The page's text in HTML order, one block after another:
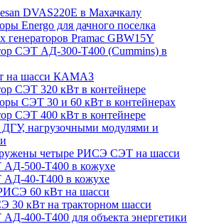
DVAS220E в Махачкалу
Energo для дачного поселка
генераторов Pramac GВW15Y
СЭТ АД-300-Т400 (Cummins) в
на шасси КАМАЗ
СЭТ 320 кВт в контейнере
СЭТ 30 и 60 кВт в контейнерах
СЭТ 400 кВт в контейнере
ДГУ, нагрузочными модулями и
четыре РИСЭ СЭТ на шасси
500-Т400 в кожухе
40-Т400 в кожухе
60 кВт на шасси
30 кВт на тракторном шасси
400-Т400 для объекта энергетики